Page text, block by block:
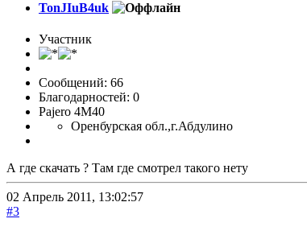
TonJIuB4uk
Участник
Сообщений: 66
Благодарностей: 0
Pajero 4M40
Оренбурская обл.,г.Абдулино
А где скачать ? Там где смотрел такого нету
02 Апрель 2011, 13:02:57
#3